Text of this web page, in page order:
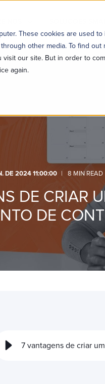
These cookies are used
other media. To find
our site. But in order to
again.
DE 2024 11:00:00 8 MIN READ
DE CRIAR
DE
7 vantagens de criar